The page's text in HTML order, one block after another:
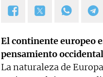
calidad, bien
El continente europeo
pensamiento occidental
La naturaleza de